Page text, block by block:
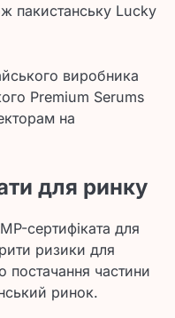
пакистанську Lucky
виробника
Premium Serums
на
для ринку
сертифіката для
ризики для
частини
ринок.